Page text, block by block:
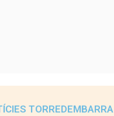
TORREDEMBARRA